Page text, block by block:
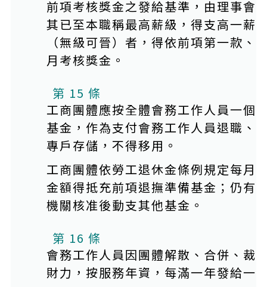
前項考核獎金之發給基準，由理事會
其已至本職稱最高薪級，得支高一薪
（無級可晉）者，得依前項第一款
月考核獎金。
第 15 條
工商團體應按全體會務工作人員一個
基金，作為支付會務工作人員退職、
專戶存儲，不得移用。
工商團體依勞工退休金條例規定每月
金額得抵充前項退撫準備基金；仍有
機關核准後動支其他基金。
第 16 條
會務工作人員因團體解散、合併、裁
財力，按服務年資，每滿一年發給一